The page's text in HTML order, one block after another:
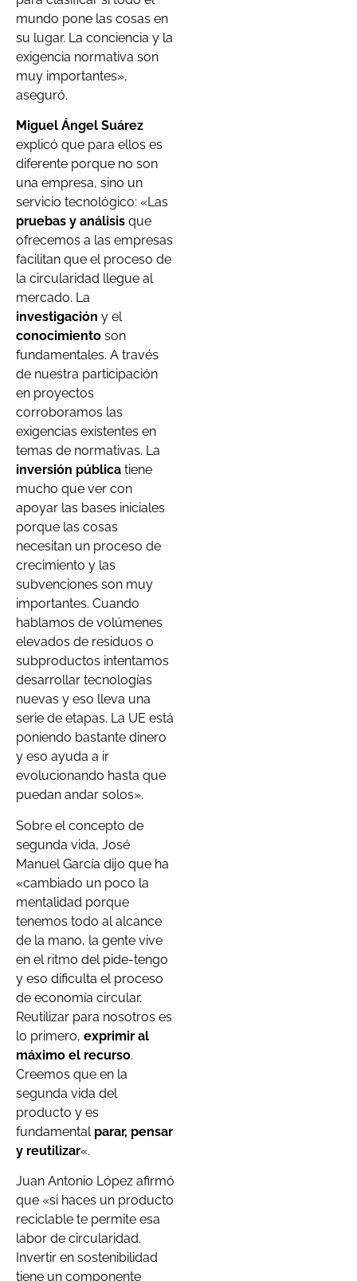
mundo pone las cosas en
su lugar. La conciencia y la
exigencia normativa son
muy importantes»,
aseguró.
Miguel Ángel Suárez
explicó que para ellos es
diferente porque no son
una empresa, sino un
servicio tecnológico: «Las
pruebas y análisis que
ofrecemos a las empresas
facilitan que el proceso de
la circularidad llegue al
mercado. La
investigación y el
conocimiento son
fundamentales. A través
de nuestra participación
en proyectos
corroboramos las
exigencias existentes en
temas de normativas. La
inversión pública tiene
mucho que ver con
apoyar las bases iniciales
porque las cosas
necesitan un proceso de
crecimiento y las
subvenciones son muy
importantes. Cuando
hablamos de volúmenes
elevados de residuos o
subproductos intentamos
desarrollar tecnologías
nuevas y eso lleva una
serie de etapas. La UE está
poniendo bastante dinero
y eso ayuda a ir
evolucionando hasta que
puedan andar solos».
Sobre el concepto de
segunda vida, José
Manuel García dijo que ha
«cambiado un poco la
mentalidad porque
tenemos todo al alcance
de la mano, la gente vive
en el ritmo del pide-tengo
y eso dificulta el proceso
de economía circular.
Reutilizar para nosotros es
lo primero, exprimir al
máximo el recurso.
Creemos que en la
segunda vida del
producto y es
fundamental parar, pensar
y reutilizar«.
Juan Antonio López afirmó
que «si haces un producto
reciclable te permite esa
labor de circularidad.
Invertir en sostenibilidad
tiene un componente